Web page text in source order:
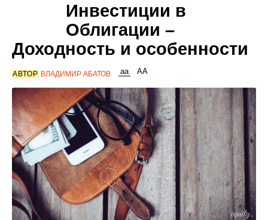
Инвестиции в
Облигации –
Доходность и особенности
АВТОР ВЛАДИМИР АБАТОВ